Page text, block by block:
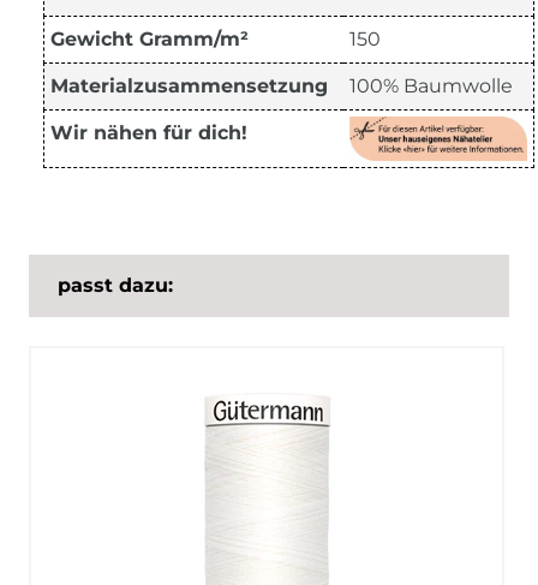
Gewicht Gramm/m² 150
Materialzusammensetzung 100% Baumwolle
Wir nähen für dich!
passt dazu: